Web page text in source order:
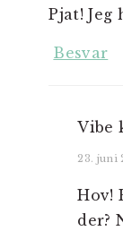
Pjat! Jeg
Besvar
Vibe
23. juni
Hov!
der?